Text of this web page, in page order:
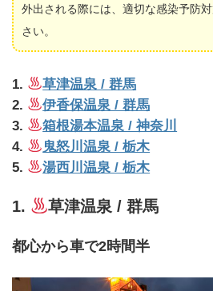
外出される際には、適切な感染予防
さい。
1.
草津温泉 / 群馬
2.
伊香保温泉 / 群馬
3.
箱根湯本温泉 / 神奈川
4.
鬼怒川温泉 / 栃木
5.
湯西川温泉 / 栃木
1. 草津温泉 / 群馬
都心から車で2時間半